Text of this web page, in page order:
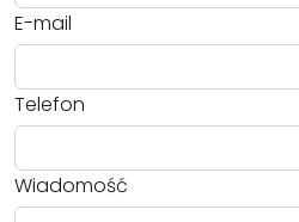
E-mail
Telefon
Wiadomość